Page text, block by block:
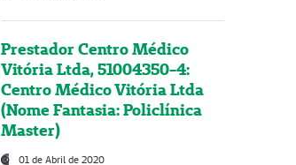
Prestador Centro Médico
Vitória Ltda, 51004350-4:
Centro Médico Vitória Ltda
(Nome Fantasia: Policlínica
Master)
01 de Abril de 2020